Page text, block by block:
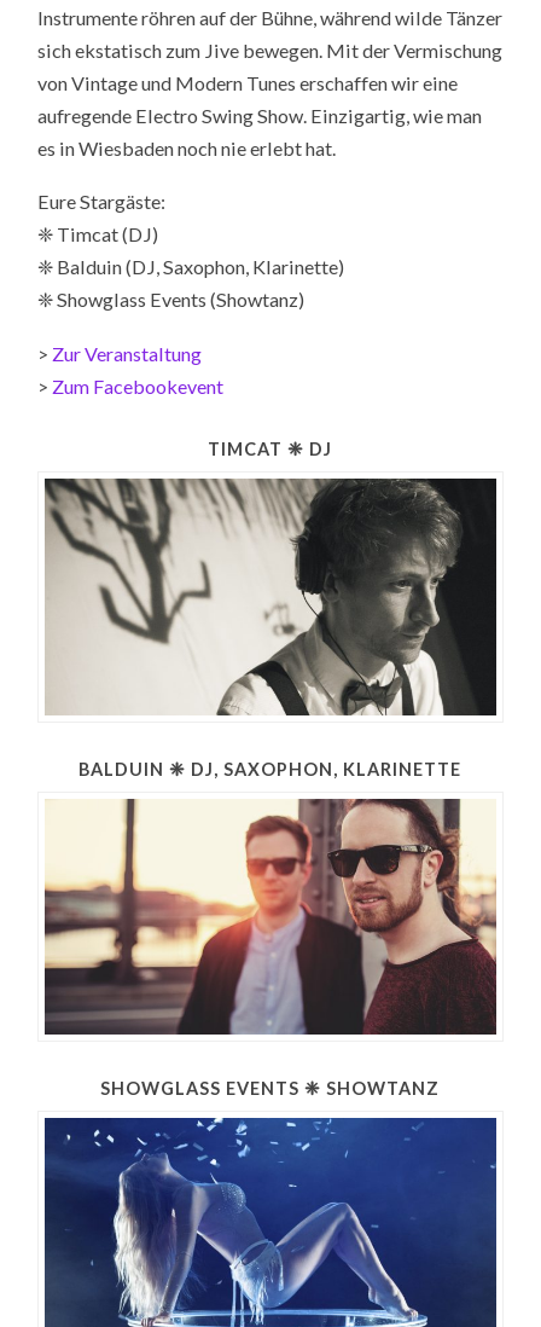
Instrumente röhren auf der Bühne, während wilde Tänzer
sich ekstatisch zum Jive bewegen. Mit der Vermischung
von Vintage und Modern Tunes erschaffen wir eine
aufregende Electro Swing Show. Einzigartig, wie man
es in Wiesbaden noch nie erlebt hat.
Eure Stargäste:
❈ Timcat (DJ)
❈ Balduin (DJ, Saxophon, Klarinette)
❈ Showglass Events (Showtanz)
> Zur Veranstaltung
> Zum Facebookevent
TIMCAT ❈ DJ
BALDUIN ❈ DJ, SAXOPHON, KLARINETTE
SHOWGLASS EVENTS ❈ SHOWTANZ